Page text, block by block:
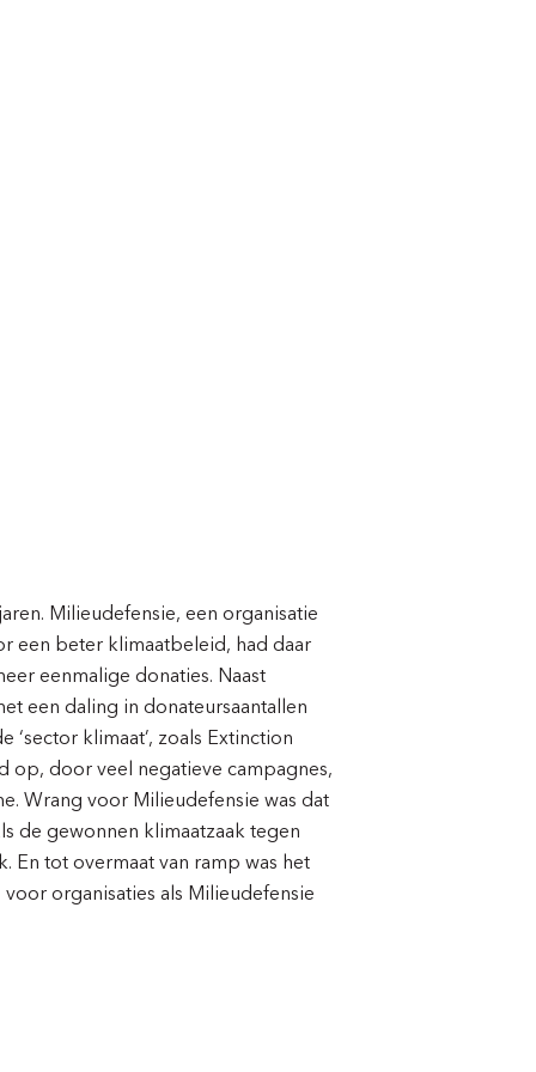
Milieudefensie, een organisatie
een beter klimaatbeleid, had daar
eenmalige donaties. Naast
een daling in donateursaantallen
klimaat’, zoals Extinction
op, door veel negatieve campagnes,
Wrang voor Milieudefensie was dat
de gewonnen klimaatzaak tegen
En tot overmaat van ramp was het
organisaties als Milieudefensie